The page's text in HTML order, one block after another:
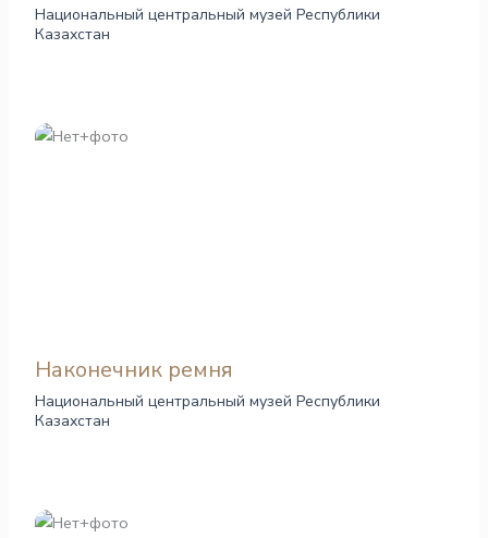
Национальный центральный музей Республики
Казахстан
Наконечник ремня
Национальный центральный музей Республики
Казахстан